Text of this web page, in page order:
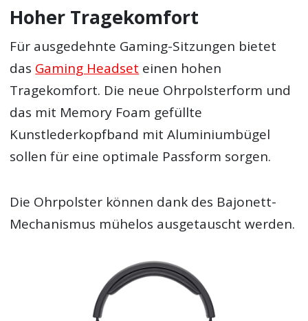
Hoher Tragekomfort
Für ausgedehnte Gaming-Sitzungen bietet
das Gaming Headset einen hohen
Tragekomfort. Die neue Ohrpolsterform und
das mit Memory Foam gefüllte
Kunstlederkopfband mit Aluminiumbügel
sollen für eine optimale Passform sorgen.
Die Ohrpolster können dank des Bajonett-
Mechanismus mühelos ausgetauscht werden.